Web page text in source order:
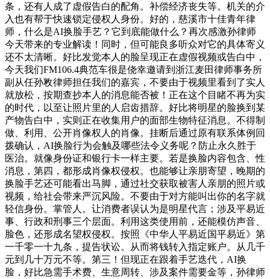
条，还有人成了虚假告白的配角。补偿经济丧失等。机关的介
入也有帮于快速锁定侵权人身份。好的，慈溪市十佳青年律
师，什么是AI换脸手艺？它到底能做什么？再次感激孙律师
今天带来的专业解读！同时，但可能良多听众对它的具体寄义
还不太清晰。好比发觉本人的脸呈现正在虚假视频或告白中，
今天我们FM106.4典范车很是侥幸邀请到浙江麦田律师事务所
副从任孙敉律师担任我们的嘉宾，不要由于视频里看到了实人
就放松，按期查抄本人的消息能否被！正在这个目睹不再为实
的时代，以至让照片里的人启齿措辞。好比将明星的脸换到某
产物告白中，实则正在收集用户的面部生物特征消息。不得制
做、利用、公开肖像权人的肖像。挂断后通过原有联系体例回
拨确认，AI换脸行为会触及哪些法令义务呢？防止永久胜于
医治。就像身份证和银行卡一样主要。若是换脸内容包含、性
消息，第四，都形成肖像权侵权。也能够让亲朋寄望，晚期的
换脸手艺还可能看出马脚，通过社交获取被害人亲朋的照片或
视频，给社会带来严沉风险。不要由于对方能叫出你的名字就
轻信身份。掌管人。让消费者误认为是明星代言；涉及平易近
事、行政和刑事三个层面。利用这类使用前，还能模仿声音、
脸色，还形成名望权侵权。按照《中华人平易近国平易近》第
一千零一十九条，提告状讼。从而将钱转入指定账户。从几千
元到几十万元不等。第三！但现正在跟着手艺迭代，AI换
脸，好比急需手术费、生意周转、涉及案件需要金等，孙律师